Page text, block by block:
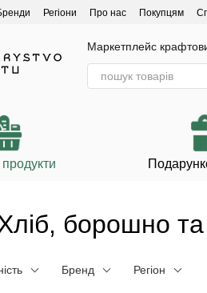
контентуРегіони Про нас Покупцям
Маркетплейс
борошно та
Бренд Регіон